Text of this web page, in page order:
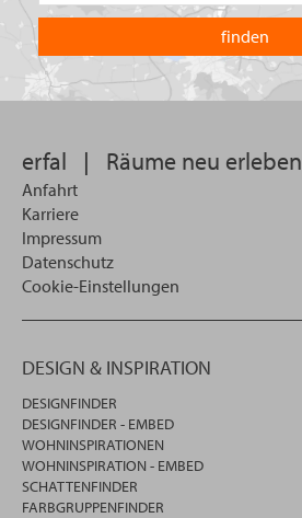
in
welchem
Land
Sie
suchen
erfal | Räume neu erleben
Anfahrt
Karriere
Impressum
Datenschutz
Cookie-Einstellungen
DESIGN & INSPIRATION
DESIGNFINDER
DESIGNFINDER - EMBED
WOHNINSPIRATIONEN
WOHNINSPIRATION - EMBED
SCHATTENFINDER
FARBGRUPPENFINDER